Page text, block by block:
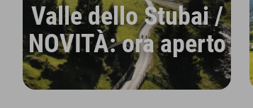
Valle dello Stubai /
NOVITÀ: ora aperto